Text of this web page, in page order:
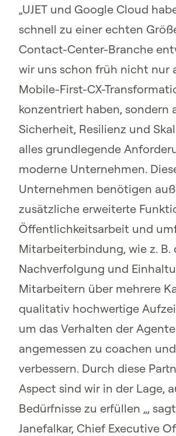
„UJET und Google Cloud
schnell zu einer echten
Contact-Center-Branche
wir uns schon früh nicht nur
Mobile-First-CX-
konzentriert haben, sondern
Sicherheit, Resilienz und
alles grundlegende
moderne Unternehmen.
Unternehmen benötigen
zusätzliche erweiterte
Öffentlichkeitsarbeit und
Mitarbeiterbindung, wie z. B.
Nachverfolgung und
Mitarbeitern über mehrere
qualitativ hochwertige
um das Verhalten der
angemessen zu coachen
verbessern. Durch diese
Aspect sind wir in der Lage,
Bedürfnisse zu erfüllen „,
Janefalkar, Chief Executive